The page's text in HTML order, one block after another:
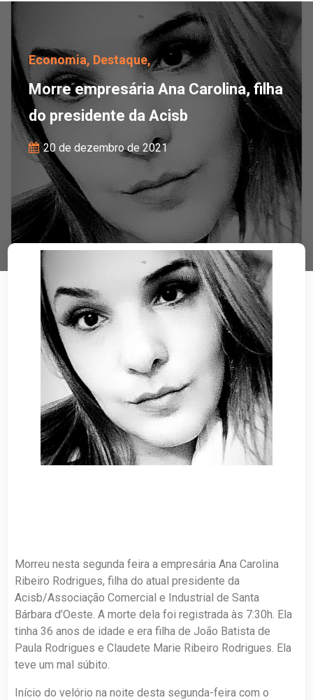
Morre empresária Ana
Economia, Destaque,
Morre empresária Ana Carolina, filha
do presidente da Acisb
20 de dezembro de 2021
Morreu nesta segunda feira a empresária Ana Carolina
Ribeiro Rodrigues, filha do atual presidente da
Acisb/Associação Comercial e Industrial de Santa
Bárbara d’Oeste. A morte dela foi registrada às 7:30h. Ela
tinha 36 anos de idade e era filha de João Batista de
Paula Rodrigues e Claudete Marie Ribeiro Rodrigues. Ela
teve um mal súbito.
Início do velório na noite desta segunda-feira com o